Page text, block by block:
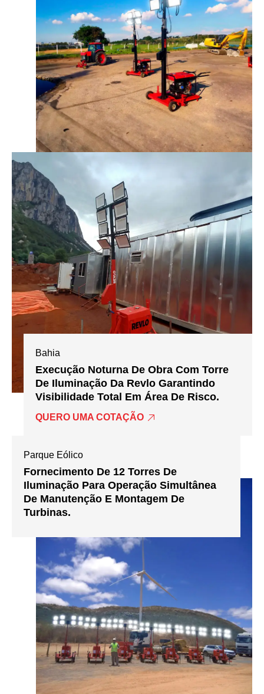
Bahia
Execução Noturna De Obra Com Torre
De Iluminação Da Revlo Garantindo
Visibilidade Total Em Área De Risco.
QUERO UMA COTAÇÃO
Parque Eólico
Fornecimento De 12 Torres De
Iluminação Para Operação Simultânea
De Manutenção E Montagem De
Turbinas.